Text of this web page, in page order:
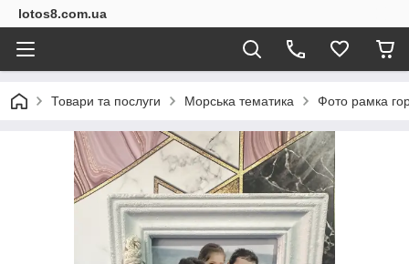
lotos8.com.ua
Товари та послуги Морська тематика Фото рамка